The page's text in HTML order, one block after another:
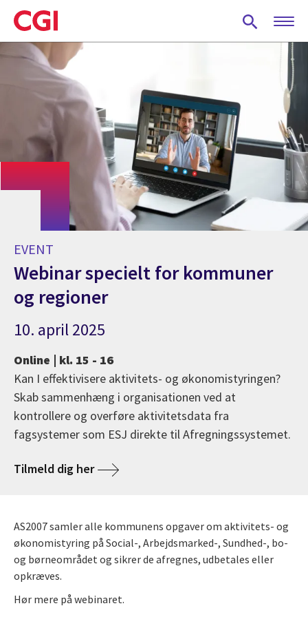
Skip
to
main
content
EVENT
Webinar specielt for kommuner
og regioner
10. april 2025
Online | kl. 15 - 16
Kan I effektivisere aktivitets- og økonomistyringen?
Skab sammenhæng i organisationen ved at
kontrollere og overføre aktivitetsdata fra
fagsystemer som ESJ direkte til Afregningssystemet.
Tilmeld dig her
AS2007 samler alle kommunens opgaver om aktivitets- og
økonomistyring på Social-, Arbejdsmarked-, Sundhed-, bo-
og børneområdet og sikrer de afregnes, udbetales eller
opkræves.
Hør mere på webinaret.